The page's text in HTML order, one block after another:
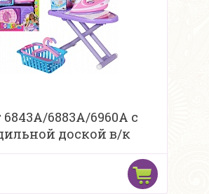
6883A/6960A с
доской в/к